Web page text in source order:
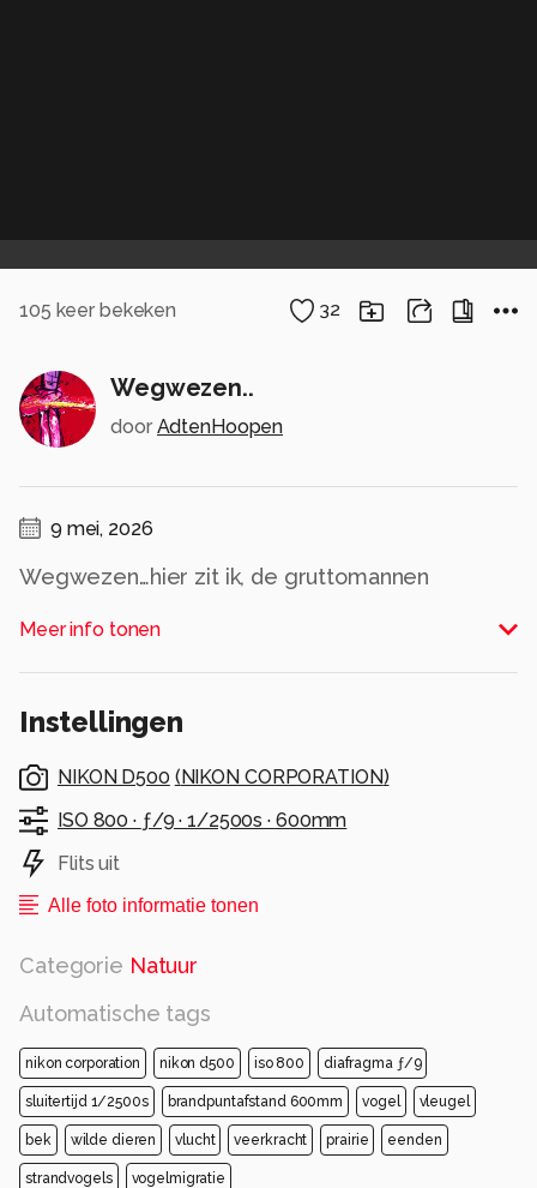
105 keer bekeken 32
Wegwezen..
door AdtenHoopen
9 mei, 2026
Wegwezen…hier zit ik, de gruttomannen
Meer info tonen
Instellingen
NIKON D500 (NIKON CORPORATION)
ISO 800 · ƒ/9 ·1/2500s · 600mm
Flits uit
Alle foto informatie tonen
Categorie Natuur
Automatische tags
nikon corporation nikon d500 iso 800 diafragma ƒ/9
sluitertijd 1/2500s brandpuntafstand 600mm vogel vleugel
bek wilde dieren vlucht veerkracht prairie eenden
strandvogels vogelmigratie